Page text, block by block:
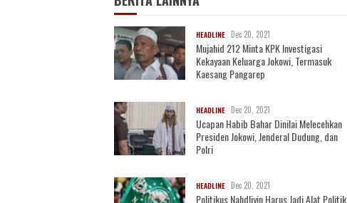
HEADLINE Dec 20, 2021
Mujahid 212 Minta KPK Investigasi
Kekayaan Keluarga Jokowi, Termasuk
Kaesang Pangarep
HEADLINE Dec 20, 2021
Ucapan Habib Bahar Dinilai Melecehkan
Presiden Jokowi, Jenderal Dudung, dan
Polri
HEADLINE Dec 20, 2021
Politikus Nahdliyin Harus Jadi Alat Politik